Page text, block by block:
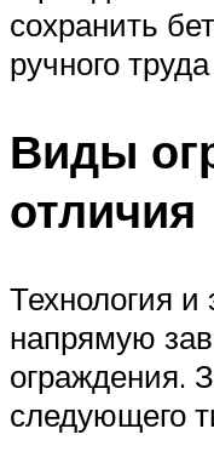
сохранить
ручного
Виды
отличия
Технология
напрямую
ограждения.
следующего